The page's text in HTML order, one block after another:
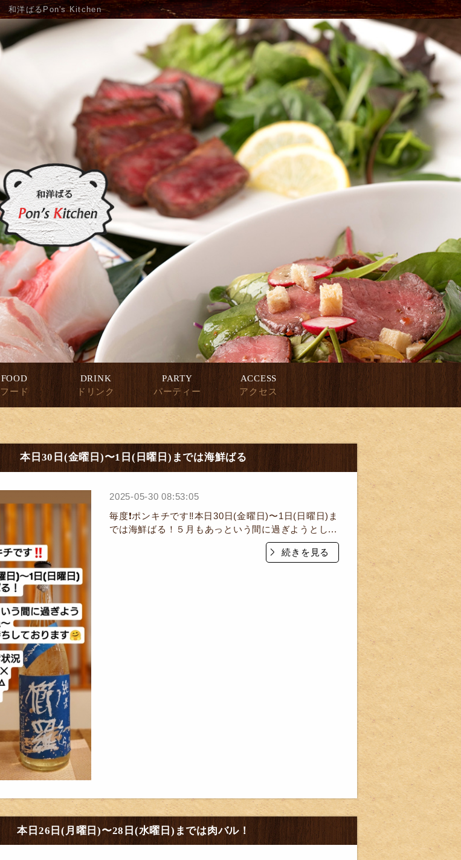
和洋ばるPon's Kitchen
FOOD
フード
DRINK
ドリンク
PARTY
パーティー
ACCESS
アクセス
本日30日(金曜日)〜1日(日曜日)までは海鮮ばる
2025-05-30 08:53:05
毎度❗ポンキチです‼️本日30日(金曜日)〜1日(日曜日)ま
では海鮮ばる！５月もあっという間に過ぎようとし...
続きを見る
本日26日(月曜日)〜28日(水曜日)までは肉バル！